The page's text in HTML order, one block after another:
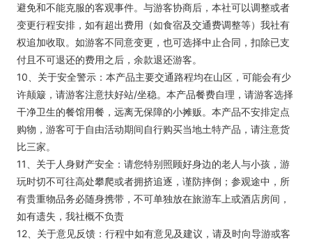
避免和不能克服的客观事件。与游客协商后，本社可以调整或者
变更行程安排，如有超出费用（如食宿及交通费调整等）我社有
权追加收取。如游客不同意变更，也可选择中止合同，扣除已支
付且不可退还的费用之后，余款退还游客。
10、关于安全警示：本产品主要交通路程均在山区，可能会有少
许颠簸，请游客注意扶好站/坐稳。本产品餐费自理，请游客选择
干净卫生的餐馆用餐，远离无保障的小摊贩。本产品不安排定点
购物，游客可于自由活动期间自行购买当地土特产品，请注意货
比三家。
11、关于人身财产安全：请您特别照顾好身边的老人与小孩，游
玩时切不可往高处攀爬或者拥挤追逐，谨防摔倒；参观途中，所
有贵重物品务必随身携带，不可单独放在旅游车上或酒店房间，
如有遗失，我社概不负责
12、关于意见反馈：行程中如有意见及建议，请及时向导游或客